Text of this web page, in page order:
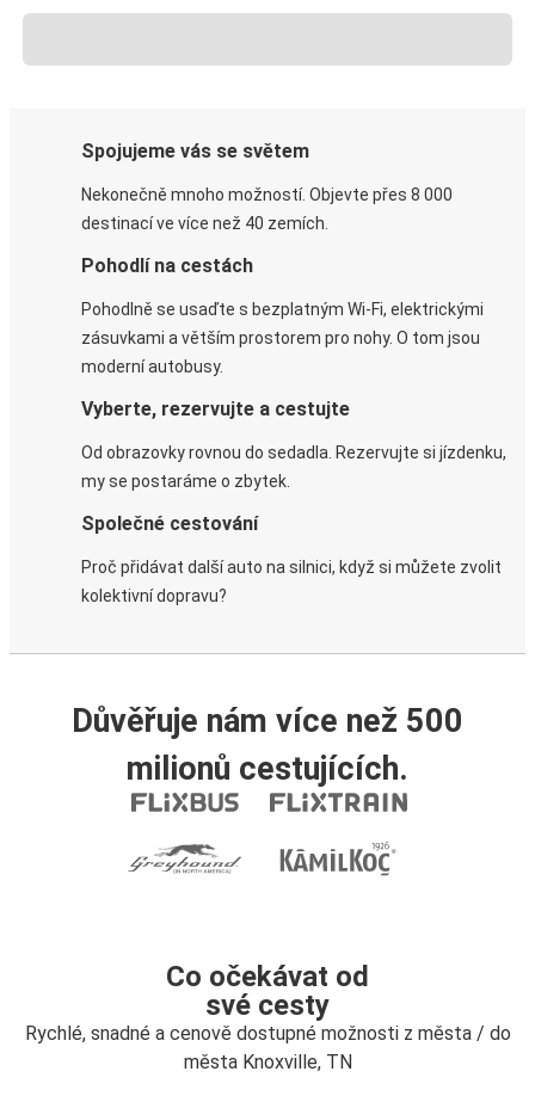
Spojujeme vás se světem
Nekonečně mnoho možností. Objevte přes 8 000
destinací ve více než 40 zemích.
Pohodlí na cestách
Pohodlně se usaďte s bezplatným Wi-Fi, elektrickými
zásuvkami a větším prostorem pro nohy. O tom jsou
moderní autobusy.
Vyberte, rezervujte a cestujte
Od obrazovky rovnou do sedadla. Rezervujte si jízdenku,
my se postaráme o zbytek.
Společné cestování
Proč přidávat další auto na silnici, když si můžete zvolit
kolektivní dopravu?
Důvěřuje nám více než 500
milionů cestujících.
Co očekávat od
své cesty
Rychlé, snadné a cenově dostupné možnosti z města / do
města Knoxville, TN